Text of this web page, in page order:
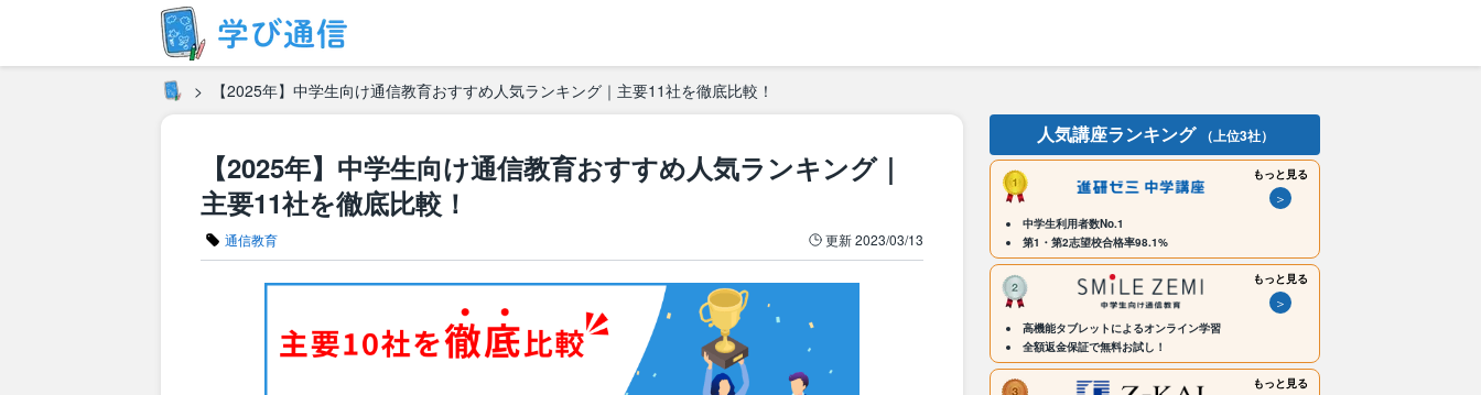
【2025年】中学生向け通信教育おすすめ人気ランキング｜主要11社を徹底比較！
【2025年】中学生向け通信教育おすすめ人気ランキング｜
主要11社を徹底比較！
通信教育 更新2023/03/13
人気講座ランキング （上位3社）
もっと見る
＞
中学生利用者数No.1
第1・第2志望校合格率98.1%
もっと見る
＞
高機能タブレットによるオンライン学習
全額返金保証で無料お試し！
もっと見る